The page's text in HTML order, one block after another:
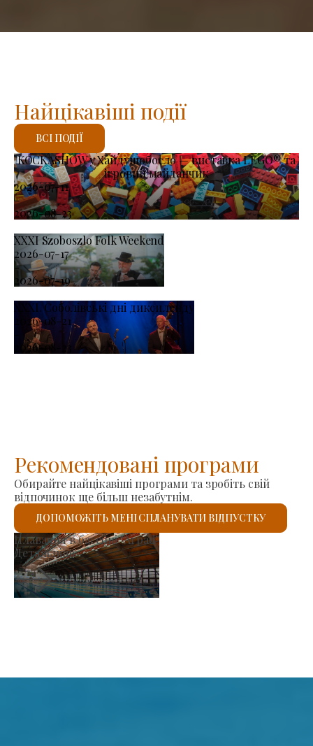
KOCKASHOW у Хайдушобосло — виставка LEGO® та
ігровий майданчик
2026-07-11
-
2026-08-23
XXXI Szoboszlo Folk Weekend
2026-07-17
-
2026-07-19
XXXI. Соболівські дні диксиленду
2026-08-21
-
2026-08-23
Найцікавіші події
ВСІ ПОДІЇ
Рекомендовані програми
Обирайте найцікавіші програми та зробіть свій
відпочинок ще більш незабутнім.
ДОПОМОЖІТЬ МЕНІ СПЛАНУВАТИ ВІДПУСТКУ